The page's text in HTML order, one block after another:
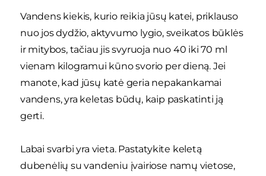
Vandens kiekis, kurio reikia jūsų katei, priklauso
nuo jos dydžio, aktyvumo lygio, sveikatos būklės
ir mitybos, tačiau jis svyruoja nuo 40 iki 70 ml
vienam kilogramui kūno svorio per dieną. Jei
manote, kad jūsų katė geria nepakankamai
vandens, yra keletas būdų, kaip paskatinti ją
gerti.
Labai svarbi yra vieta. Pastatykite keletą
dubenėlių su vandeniu įvairiose namų vietose,